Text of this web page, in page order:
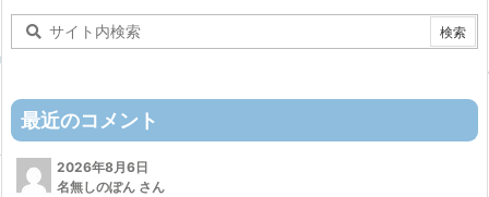
最近のコメント
2026年8月6日
名無しのぽん さん